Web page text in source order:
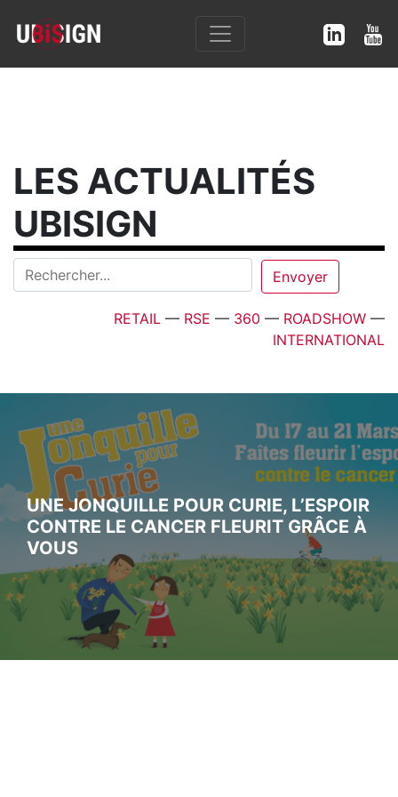
LES ACTUALITÉS
UBISIGN
RETAIL — RSE — 360 — ROADSHOW —
INTERNATIONAL
UNE JONQUILLE POUR CURIE, L’ESPOIR
CONTRE LE CANCER FLEURIT GRÂCE À
VOUS